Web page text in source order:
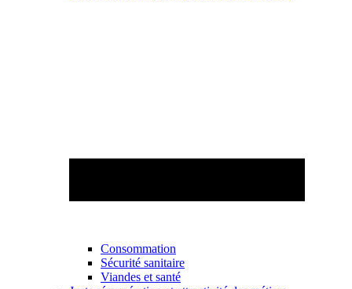
Consommation
Sécurité sanitaire
Viandes et santé